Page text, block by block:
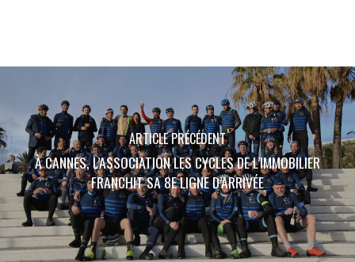
ARTICLE PRÉCÉDENT
À CANNES, L’ASSOCIATION LES CYCLES DE L’IMMOBILIER
FRANCHIT SA 8E LIGNE D’ARRIVÉE